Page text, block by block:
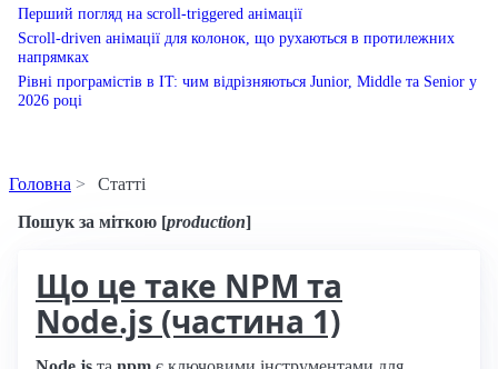
Перший погляд на scroll-triggered анімації
Scroll-driven анімації для колонок, що рухаються в протилежних
напрямках
Рівні програмістів в IT: чим відрізняються Junior, Middle та Senior у
2026 році
Головна Статті
Статті за міткою
Пошук за міткою [production]
Що це таке NPM та
Node.js (частина 1)